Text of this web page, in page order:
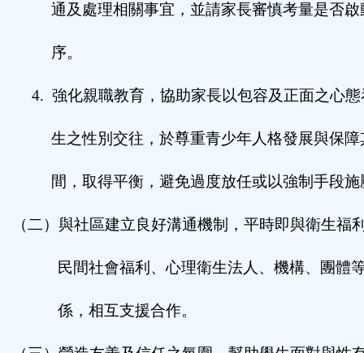
通及處理相關事宜，並請家長審慎考量是否
序。
4. 強化親職教育，協助家長以包容及正面之心
生之性別交往，於尊重青少年人格發展與保
間，取得平衡，避免過度放任或以強制手段施
（二）與社區建立良好溝通機制，平時即與衛生福
民間社會福利、心理衛生法人、機構、團體
係，相互支援合作。